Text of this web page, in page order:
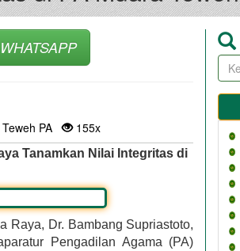
WHATSAPP
Teweh PA 155x
Tanamkan Nilai Integritas di
Raya, Dr. Bambang Supriastoto,
Pengadilan Agama (PA)